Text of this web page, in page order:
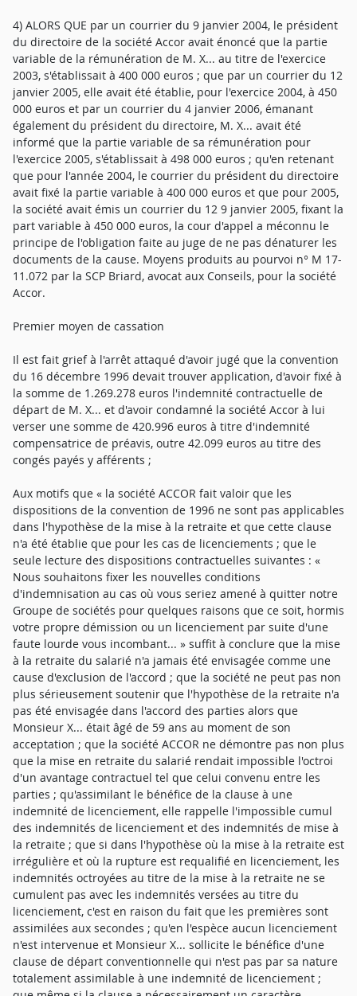
4) ALORS QUE par un courrier du 9 janvier 2004, le président
du directoire de la société Accor avait énoncé que la partie
variable de la rémunération de M. X... au titre de l'exercice
2003, s'établissait à 400 000 euros ; que par un courrier du 12
janvier 2005, elle avait été établie, pour l'exercice 2004, à 450
000 euros et par un courrier du 4 janvier 2006, émanant
également du président du directoire, M. X... avait été
informé que la partie variable de sa rémunération pour
l'exercice 2005, s'établissait à 498 000 euros ; qu'en retenant
que pour l'année 2004, le courrier du président du directoire
avait fixé la partie variable à 400 000 euros et que pour 2005,
la société avait émis un courrier du 12 9 janvier 2005, fixant la
part variable à 450 000 euros, la cour d'appel a méconnu le
principe de l'obligation faite au juge de ne pas dénaturer les
documents de la cause. Moyens produits au pourvoi n° M 17-
11.072 par la SCP Briard, avocat aux Conseils, pour la société
Accor.
Premier moyen de cassation
Il est fait grief à l'arrêt attaqué d'avoir jugé que la convention
du 16 décembre 1996 devait trouver application, d'avoir fixé à
la somme de 1.269.278 euros l'indemnité contractuelle de
départ de M. X... et d'avoir condamné la société Accor à lui
verser une somme de 420.996 euros à titre d'indemnité
compensatrice de préavis, outre 42.099 euros au titre des
congés payés y afférents ;
Aux motifs que « la société ACCOR fait valoir que les
dispositions de la convention de 1996 ne sont pas applicables
dans l'hypothèse de la mise à la retraite et que cette clause
n'a été établie que pour les cas de licenciements ; que le
seule lecture des dispositions contractuelles suivantes : «
Nous souhaitons fixer les nouvelles conditions
d'indemnisation au cas où vous seriez amené à quitter notre
Groupe de sociétés pour quelques raisons que ce soit, hormis
votre propre démission ou un licenciement par suite d'une
faute lourde vous incombant... » suffit à conclure que la mise
à la retraite du salarié n'a jamais été envisagée comme une
cause d'exclusion de l'accord ; que la société ne peut pas non
plus sérieusement soutenir que l'hypothèse de la retraite n'a
pas été envisagée dans l'accord des parties alors que
Monsieur X... était âgé de 59 ans au moment de son
acceptation ; que la société ACCOR ne démontre pas non plus
que la mise en retraite du salarié rendait impossible l'octroi
d'un avantage contractuel tel que celui convenu entre les
parties ; qu'assimilant le bénéfice de la clause à une
indemnité de licenciement, elle rappelle l'impossible cumul
des indemnités de licenciement et des indemnités de mise à
la retraite ; que si dans l'hypothèse où la mise à la retraite est
irrégulière et où la rupture est requalifié en licenciement, les
indemnités octroyées au titre de la mise à la retraite ne se
cumulent pas avec les indemnités versées au titre du
licenciement, c'est en raison du fait que les premières sont
assimilées aux secondes ; qu'en l'espèce aucun licenciement
n'est intervenue et Monsieur X... sollicite le bénéfice d'une
clause de départ conventionnelle qui n'est pas par sa nature
totalement assimilable à une indemnité de licenciement ;